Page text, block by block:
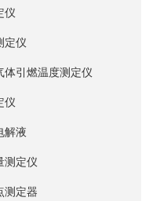
仪
定仪
体引燃温度测定仪
仪
解液
测定仪
测定器